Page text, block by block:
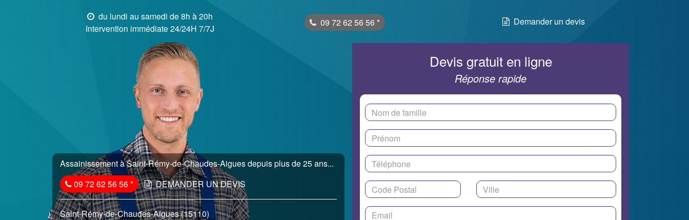
du lundi au samedi de 8h à 20h
Intervention immédiate 24/24H 7/7J
09 72 62 56 56 * Demander un devis
Assainissement à Saint-Rémy-de-Chaudes-Aigues depuis plus de 25 ans...
09 72 62 56 56* DEMANDER UN DEVIS
Saint-Rémy-de-Chaudes-Aigues (15110)
Devis gratuit en ligne
Réponse rapide